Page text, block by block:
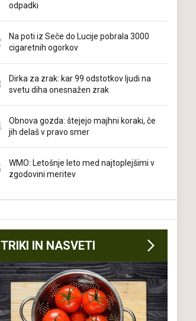
odpadki
Na poti iz Seče do Lucije pobrala 3000
cigaretnih ogorkov
Dirka za zrak: kar 99 odstotkov ljudi na
svetu diha onesnažen zrak
Obnova gozda: štejejo majhni koraki, če
jih delaš v pravo smer
WMO: Letošnje leto med najtoplejšimi v
zgodovini meritev
TRIKI IN NASVETI